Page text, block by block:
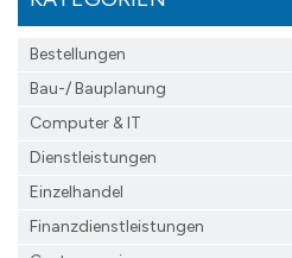
Bestellungen
Bau-/ Bauplanung
Computer & IT
Dienstleistungen
Einzelhandel
Finanzdienst­leistungen